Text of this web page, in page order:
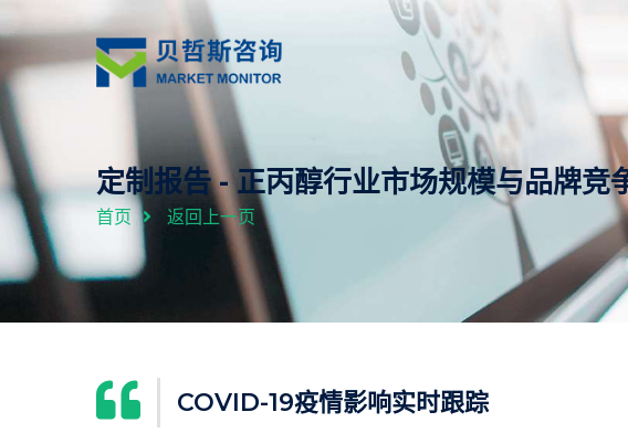
定制报告 - 正丙醇行业市场规模与品牌
首页 返回上一页
COVID-19疫情影响实时跟踪